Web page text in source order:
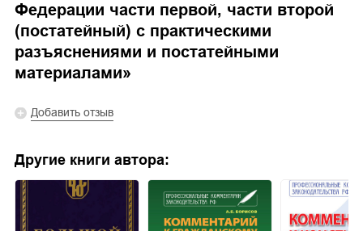
Федерации части первой, части второй
(постатейный) с практическими
разъяснениями и постатейными
материалами»
Добавить отзыв
Другие книги автора: